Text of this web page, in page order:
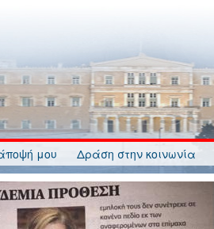
μου Δράση στην κοινωνία